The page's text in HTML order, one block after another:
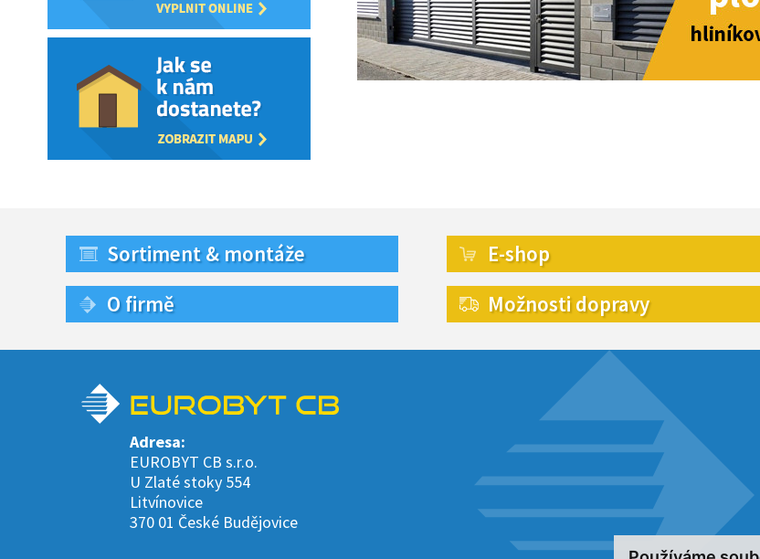
Sortiment & montáže
O firmě
E-shop
Možnosti dopravy
Adresa:
EUROBYT CB s.r.o.
U Zlaté stoky 554
Litvínovice
370 01 České Budějovice